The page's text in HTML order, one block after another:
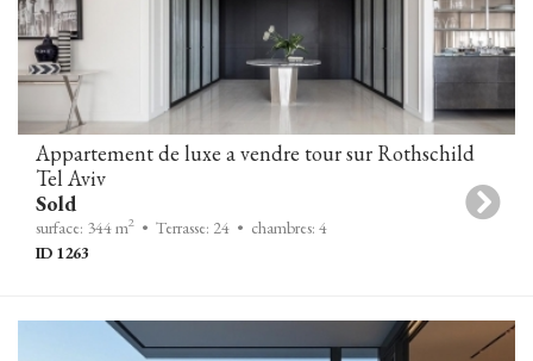
Appartement de luxe a vendre tour sur Rothschild
Tel Aviv
Sold
surface: 344 m2 • Terrasse: 24 • chambres: 4
ID 1263